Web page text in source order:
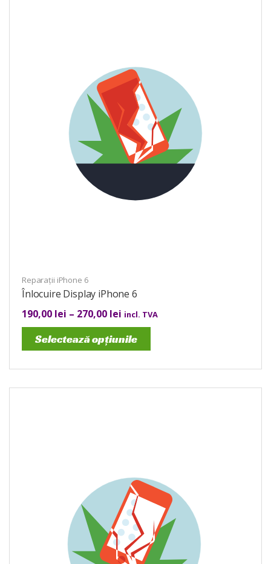
Reparații iPhone 6
Înlocuire Display iPhone 6
190,00 lei – 270,00 lei incl. TVA
Selectează opțiunile